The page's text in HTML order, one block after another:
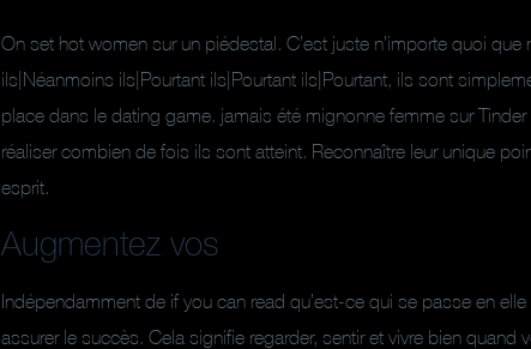
On set hot women sur un piédestal. C’est juste n’importe quoi
ils|Néanmoins ils|Pourtant ils|Pourtant ils|Pourtant, ils sont
place dans le dating game. jamais été mignonne femme sur
réaliser combien de fois ils sont atteint. Reconnaître leur unique
esprit.
Augmentez vos
Indépendamment de if you can read qu’est-ce qui se passe en
assurer le succès. Cela signifie regarder, sentir et vivre bien quand